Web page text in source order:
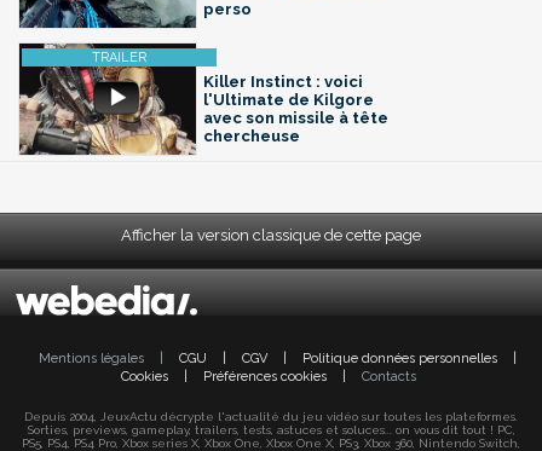
perso
Killer Instinct : voici
l'Ultimate de Kilgore
avec son missile à tête
chercheuse
Afficher la version classique de cette page
Mentions légales CGU CGV Politique données personnelles
Cookies
Préférences cookies Contacts
Depuis 2004, JeuxActu décrypte l'actualité du jeu vidéo sur toutes les plateformes.
Sorties, previews, gameplay, trailers, tests, astuces et soluces... on vous dit tout ! PC,
PS5, PS4, PS4 Pro, Xbox series X, Xbox One, Xbox One X, PS3, Xbox 360, Nintendo Switch,